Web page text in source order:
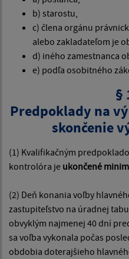
b) starostu,
c) člena orgánu
alebo zakladateľom je
d) iného zamestnanca
e) podľa osobitného
§
Predpoklady na
skončenie
(1) Kvalifikačným
kontrolóra je ukončené
(2) Deň konania voľby
zastupiteľstvo na úradnej
obvyklým najmenej 40 dní
sa voľba vykonala počas
obdobia doterajšieho